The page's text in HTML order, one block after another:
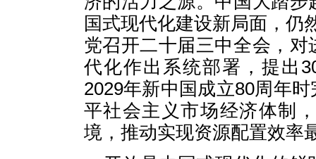
国式现代化建设新局面，仍
党召开二十届三中全会，
代化作出系统部署，提出
2029年新中国成立80周年
平社会主义市场经济体制
境，推动实现资源配置效率